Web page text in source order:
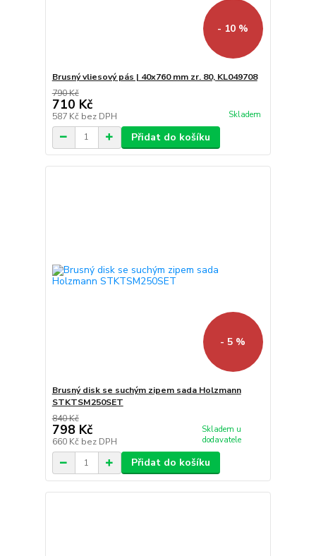
- 10 %
Brusný vliesový pás | 40x760 mm zr. 80, KL049708
790 Kč
710 Kč
587 Kč bez DPH Skladem
Přidat do košíku
- 5 %
Brusný disk se suchým zipem sada Holzmann
STKTSM250SET
840 Kč
798 Kč
660 Kč bez DPH
Skladem u
dodavatele
Přidat do košíku